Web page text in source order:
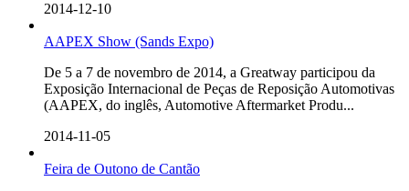
2014-12-10
AAPEX Show (Sands Expo)
De 5 a 7 de novembro de 2014, a Greatway participou da
Exposição Internacional de Peças de Reposição Automotivas
(AAPEX, do inglês, Automotive Aftermarket Produ...
2014-11-05
Feira de Outono de Cantão